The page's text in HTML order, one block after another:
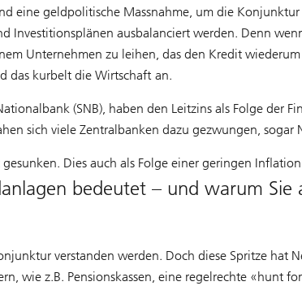
eine geldpolitische Massnahme, um die
Investitionsplänen ausbalanciert werden. Denn
Unternehmen zu leihen, das den Kredit
das kurbelt die Wirtschaft an.
(SNB), haben den Leitzins als Folge der
sich viele Zentralbanken dazu gezwungen, sogar
Dies auch als Folge einer geringen
bedeutet – und warum Sie
verstanden werden. Doch diese Spritze hat
wie z.B. Pensionskassen, eine regelrechte «hunt